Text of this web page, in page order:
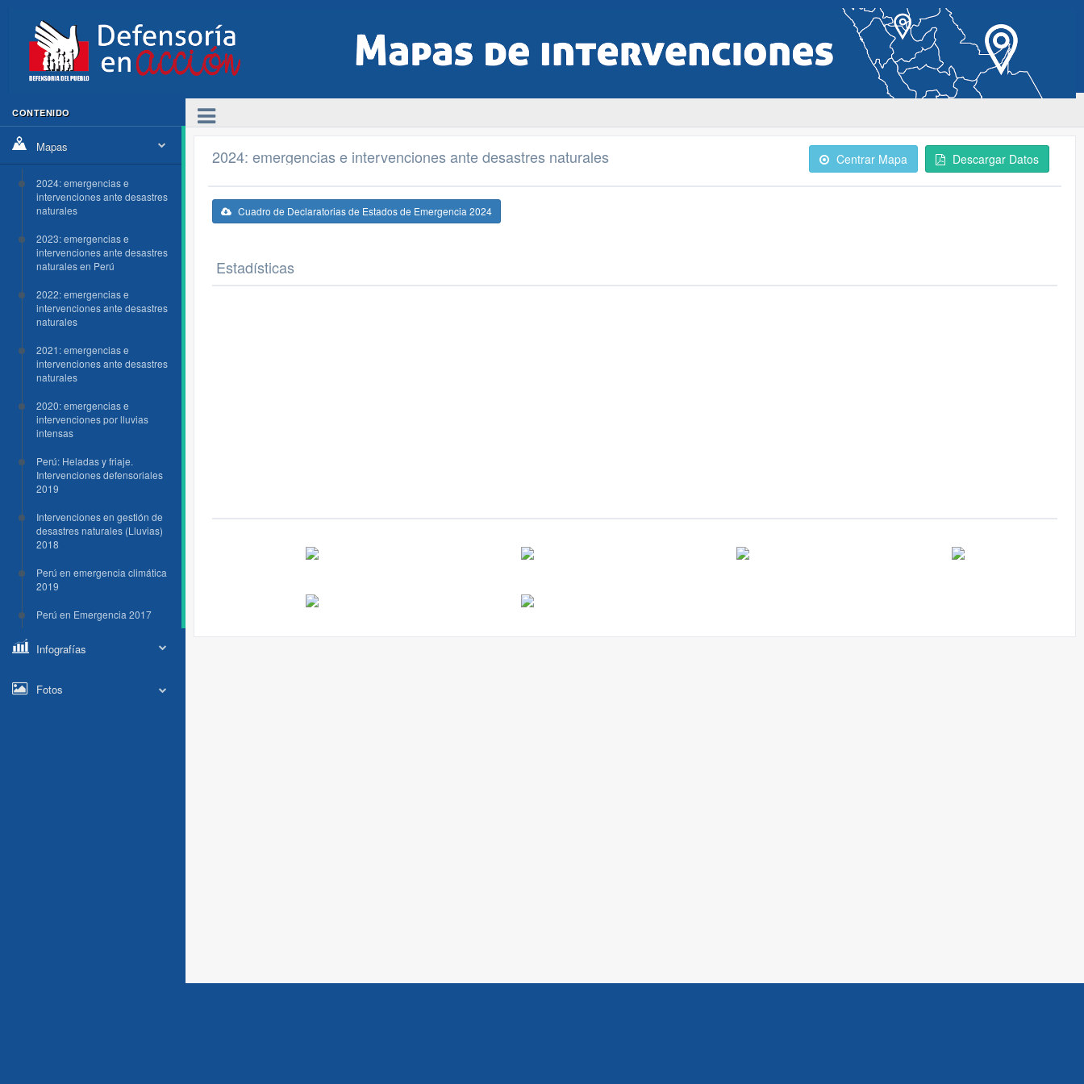
CONTENIDO
Mapas
2024: emergencias e
intervenciones ante desastres
naturales
2023: emergencias e
intervenciones ante desastres
naturales en Perú
2022: emergencias e
intervenciones ante desastres
naturales
2021: emergencias e
intervenciones ante desastres
naturales
2020: emergencias e
intervenciones por lluvias
intensas
Perú: Heladas y friaje.
Intervenciones defensoriales
2019
Intervenciones en gestión de
desastres naturales (Lluvias)
2018
Perú en emergencia climática
2019
Perú en Emergencia 2017
Infografías
Fotos
2024: emergencias e intervenciones ante desastres naturales Centrar Mapa Descargar Datos
Cuadro de Declaratorias de Estados de Emergencia 2024
Estadísticas